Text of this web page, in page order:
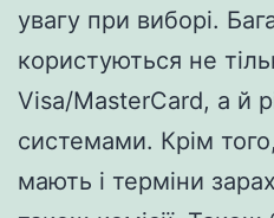
увагу при виборі.
користуються не
Visa/MasterCard, а й
системами. Крім
мають і терміни